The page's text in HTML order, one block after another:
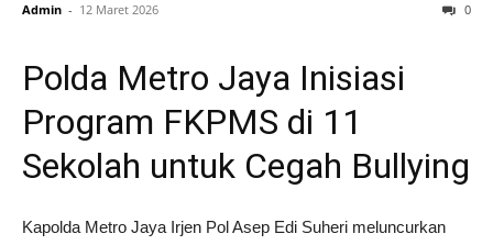
Admin - 12 Maret 2026 0
Polda Metro Jaya Inisiasi
Program FKPMS di 11
Sekolah untuk Cegah Bullying
Kapolda Metro Jaya Irjen Pol Asep Edi Suheri meluncurkan